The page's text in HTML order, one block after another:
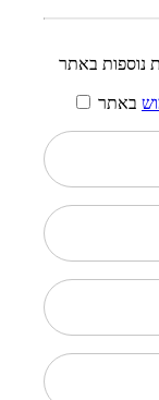
נוספות באתר
באתר